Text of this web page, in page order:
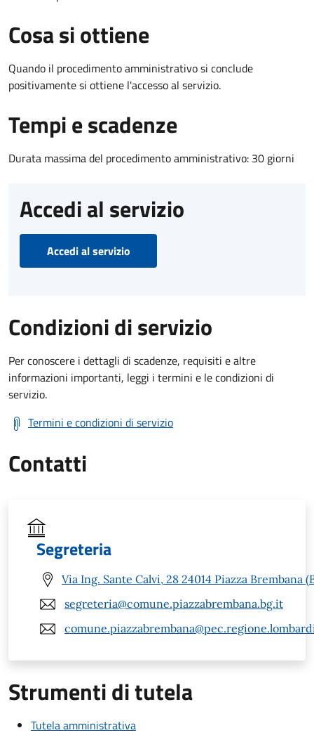
Cosa si ottiene
Quando il procedimento amministrativo si conclude
positivamente si ottiene l'accesso al servizio.
Tempi e scadenze
Durata massima del procedimento amministrativo: 30 giorni
Accedi al servizio
Accedi al servizio
Condizioni di servizio
Per conoscere i dettagli di scadenze, requisiti e altre
informazioni importanti, leggi i termini e le condizioni di
servizio.
Termini e condizioni di servizio
Contatti
Segreteria
Via Ing. Sante Calvi, 28 24014 Piazza Brembana
segreteria@comune.piazzabrembana.bg.it
Strumenti di tutela
Tutela amministrativa